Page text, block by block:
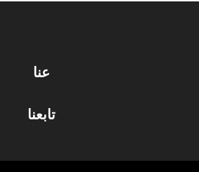
عنا
تابعنا